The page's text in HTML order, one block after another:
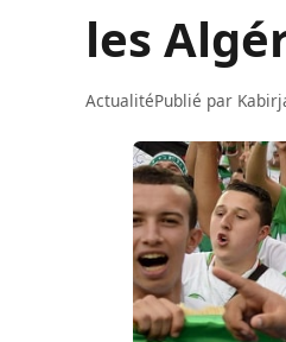
les
ActualitéPublié par Kabir